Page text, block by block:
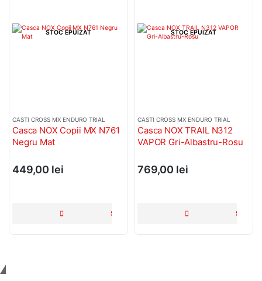
STOC EPUIZAT
CASTI CROSS MX ENDURO TRIAL
Casca NOX Copii MX N761
Negru Mat
449,00 lei
SELECTEAZĂ OPȚIUNILE
STOC EPUIZAT
CASTI CROSS MX ENDURO TRIAL
Casca NOX TRAIL N312
VAPOR Gri-Albastru-Rosu
769,00 lei